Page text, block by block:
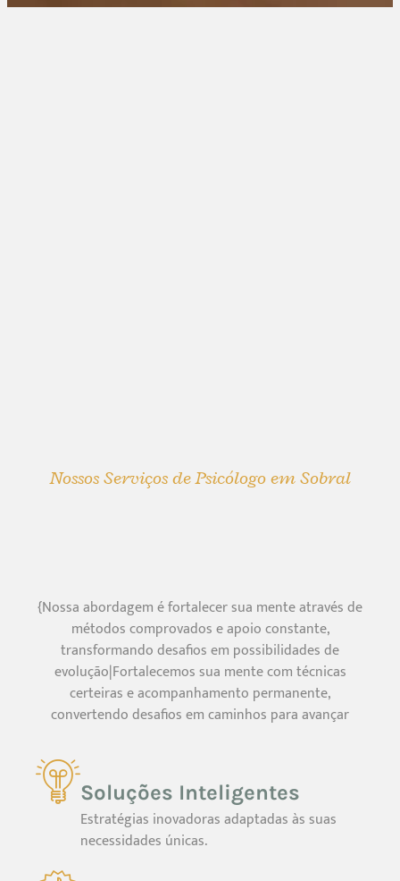
Nossos Serviços de Psicólogo em Sobral
{Nossa abordagem é fortalecer sua mente através de
métodos comprovados e apoio constante,
transformando desafios em possibilidades de
evolução|Fortalecemos sua mente com técnicas
certeiras e acompanhamento permanente,
convertendo desafios em caminhos para avançar
Soluções Inteligentes
Estratégias inovadoras adaptadas às suas
necessidades únicas.